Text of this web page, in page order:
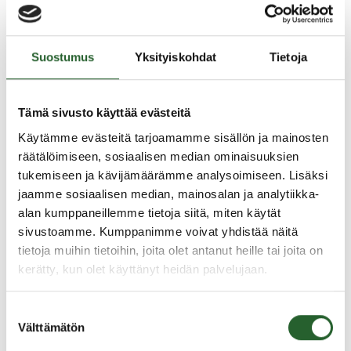
Suostumus Yksityiskohdat Tietoja
Tämä sivusto käyttää evästeitä
Käytämme evästeitä tarjoamamme sisällön ja mainosten
räätälöimiseen, sosiaalisen median ominaisuuksien
tukemiseen ja kävijämäärämme analysoimiseen. Lisäksi
jaamme sosiaalisen median, mainosalan ja analytiikka-
alan kumppaneillemme tietoja siitä, miten käytät
sivustoamme. Kumppanimme voivat yhdistää näitä
tietoja muihin tietoihin, joita olet antanut heille tai joita on
kerätty, kun olet käyttänyt heidän palvelujaan.
valinta
Välttämätön
Miten ohjelma edistää osallisuutta tai
yhteisöllisyyttä?
Kuinka ohjelmasta viestitään kohdeyleisölle?
Mikä on ohjelman eurooppalainen ulottuvuus?
kautta, jonka kautta saat myös päätöksen
avustuksesta. Mikäli kohdeavustusta myönnetään,
päätöksen liitteenä tulee tarvittavat ohjeet
avustuksen käytöstä. Myönnetty avustus voi olla
pienempi kuin haettu avustus. Etusijalla ovat
hakijat, jotka eivät ole vielä saaneet tukea Oulun
kulttuurisäätiöltä. Kohdeavustusta voi käyttää
kaikkiin ohjelmasisällön kuluihin. Kun ohjelma on
toteutettu, hakijalla on kaksi (2) kuukautta aikaa
raportoida avustuksen käytöstä.
Lisätietoa ja hakulomakkeet löydät